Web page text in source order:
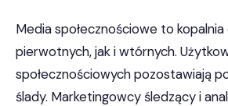
Media społecznościowe to
pierwotnych, jak i wtórnych.
społecznościowych pozostawiają
ślady. Marketingowcy śledzący i